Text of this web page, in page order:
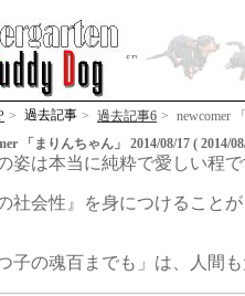
> 過去記事 > 過去記事6 > newcomer
「まりんちゃん」 2014/08/17 ( 2014/
姿は本当に純粋で愛しい程
の社会性』を身につけること
つ子の魂百までも」は、人間